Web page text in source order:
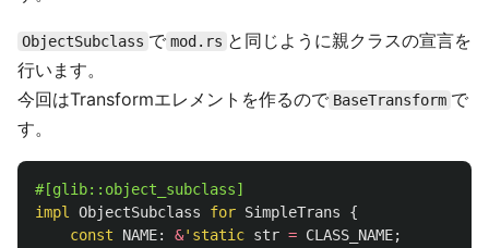
ObjectSubclass で mod.rs と同じように親クラスの宣言を
行います。
今回はTransformエレメントを作るので BaseTransform で
す。
#[glib::object_subclass]
impl
ObjectSubclass for SimpleTrans
{
const
NAME: &'static str = CLASS_NAME;